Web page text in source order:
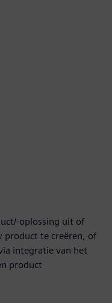
oplossing uit of
product te creëren, of
integratie van het
product